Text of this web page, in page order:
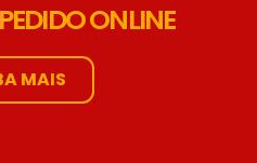
ONLINE
MAIS